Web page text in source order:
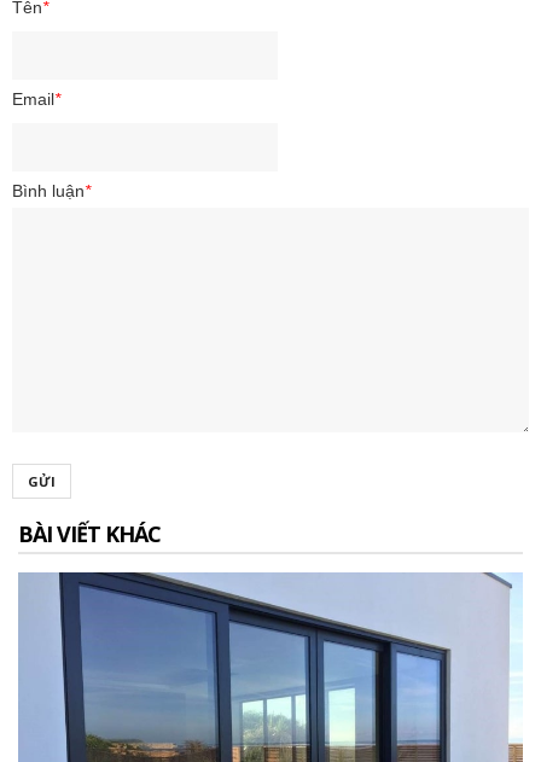
Tên*
Email*
Bình luận*
GỬI
BÀI VIẾT KHÁC